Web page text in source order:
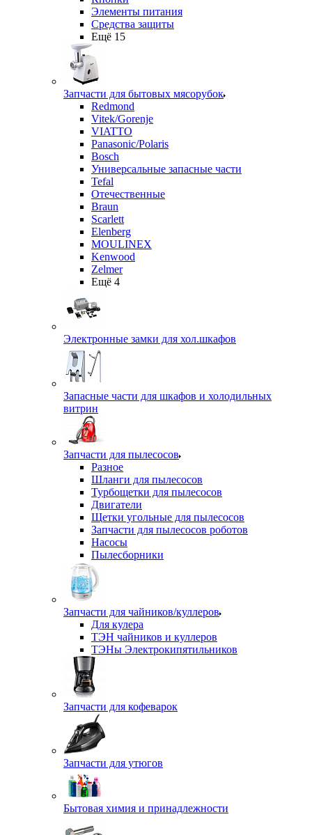
Элементы питания
Средства защиты
Ещё 15
Запчасти для бытовых мясорубок
Redmond
Vitek/Gorenje
VIATTO
Panasonic/Polaris
Bosch
Универсальные запасные части
Tefal
Отечественные
Braun
Scarlett
Elenberg
MOULINEX
Kenwood
Zelmer
Ещё 4
Электронные замки для хол.шкафов
Запасные части для шкафов и холодильных
витрин
Запчасти для пылесосов
Разное
Шланги для пылесосов
Турбощетки для пылесосов
Двигатели
Щетки угольные для пылесосов
Запчасти для пылесосов роботов
Насосы
Пылесборники
Запчасти для чайников/куллеров
Для кулера
ТЭН чайников и куллеров
ТЭНы Электрокипятильников
Запчасти для кофеварок
Запчасти для утюгов
Бытовая химия и принадлежности